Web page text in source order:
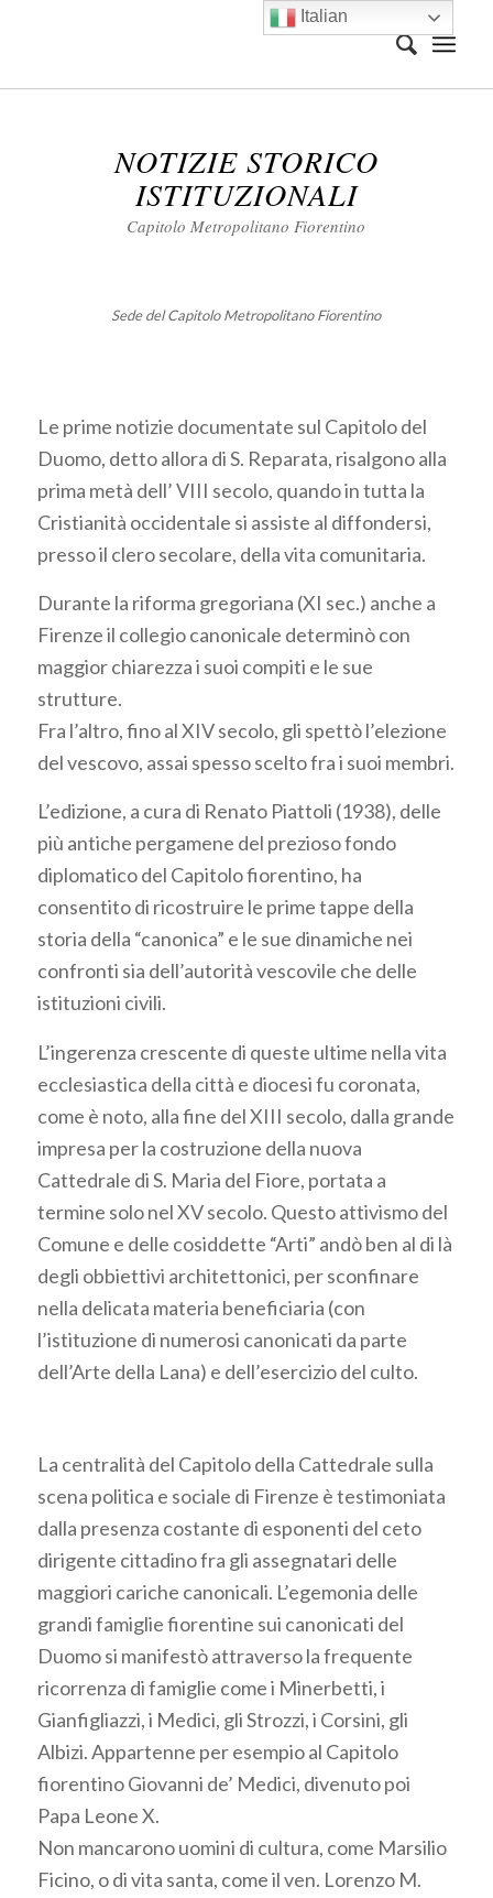
NOTIZIE STORICO
ISTITUZIONALI
Capitolo Metropolitano Fiorentino
Sede del Capitolo Metropolitano Fiorentino
Le prime notizie documentate sul Capitolo del
Duomo, detto allora di S. Reparata, risalgono alla
prima metà dell’ VIII secolo, quando in tutta la
Cristianità occidentale si assiste al diffondersi,
presso il clero secolare, della vita comunitaria.
Durante la riforma gregoriana (XI sec.) anche a
Firenze il collegio canonicale determinò con
maggior chiarezza i suoi compiti e le sue
strutture.
Fra l’altro, fino al XIV secolo, gli spettò l’elezione
del vescovo, assai spesso scelto fra i suoi membri.
L’edizione, a cura di Renato Piattoli (1938), delle
più antiche pergamene del prezioso fondo
diplomatico del Capitolo fiorentino, ha
consentito di ricostruire le prime tappe della
storia della “canonica” e le sue dinamiche nei
confronti sia dell’autorità vescovile che delle
istituzioni civili.
L’ingerenza crescente di queste ultime nella vita
ecclesiastica della città e diocesi fu coronata,
come è noto, alla fine del XIII secolo, dalla grande
impresa per la costruzione della nuova
Cattedrale di S. Maria del Fiore, portata a
termine solo nel XV secolo. Questo attivismo del
Comune e delle cosiddette “Arti” andò ben al di là
degli obbiettivi architettonici, per sconfinare
nella delicata materia beneficiaria (con
l’istituzione di numerosi canonicati da parte
dell’Arte della Lana) e dell’esercizio del culto.
La centralità del Capitolo della Cattedrale sulla
scena politica e sociale di Firenze è testimoniata
dalla presenza costante di esponenti del ceto
dirigente cittadino fra gli assegnatari delle
maggiori cariche canonicali. L’egemonia delle
grandi famiglie fiorentine sui canonicati del
Duomo si manifestò attraverso la frequente
ricorrenza di famiglie come i Minerbetti, i
Gianfigliazzi, i Medici, gli Strozzi, i Corsini, gli
Albizi. Appartenne per esempio al Capitolo
fiorentino Giovanni de’ Medici, divenuto poi
Papa Leone X.
Non mancarono uomini di cultura, come Marsilio
Ficino, o di vita santa, come il ven. Lorenzo M.
Italian